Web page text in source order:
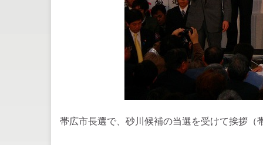
帯広市長選で、砂川候補の当選を受けて挨拶（